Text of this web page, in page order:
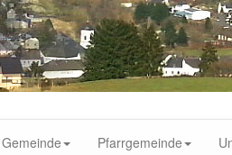
Gemeinde Pfarrgemeinde